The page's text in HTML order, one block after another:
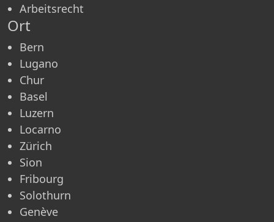
Arbeitsrecht
Ort
Bern
Lugano
Chur
Basel
Luzern
Locarno
Zürich
Sion
Fribourg
Solothurn
Genève